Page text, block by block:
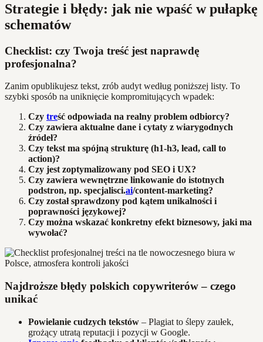
Strategie i błędy: jak nie wpaść w pułapkę
schematów
Checklist: czy Twoja treść jest naprawdę
profesjonalna?
Zanim opublikujesz tekst, zrób audyt według poniższej listy. To
szybki sposób na uniknięcie kompromitujących wpadek:
Czy treść odpowiada na realny problem odbiorcy?
Czy zawiera aktualne dane i cytaty z wiarygodnych
źródeł?
Czy tekst ma spójną strukturę (h1-h3, lead, call to
action)?
Czy jest zoptymalizowany pod SEO i UX?
Czy zawiera wewnętrzne linkowanie do istotnych
podstron, np. specjalisci.ai/content-marketing?
Czy został sprawdzony pod kątem unikalności i
poprawności językowej?
Czy można wskazać konkretny efekt biznesowy, jaki ma
wywołać?
Najdroższe błędy polskich copywriterów – czego
unikać
Powielanie cudzych tekstów – Plagiat to ślepy zaułek,
grożący utratą reputacji i pozycji w Google.